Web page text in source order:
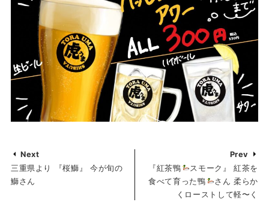
Next
三重県より 『桜鰤』 今が旬の
鰤さん
Prev
『紅茶鴨
スモーク』 紅茶を
食べて育った鴨
さん 柔らか
くローストして軽〜く